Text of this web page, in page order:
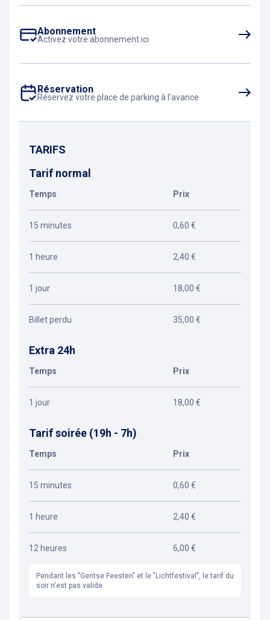
Abonnement
Activez votre abonnement ici
Réservation
Réservez votre place de parking à l'avance
TARIFS
Tarif normal
Temps Prix
15 minutes 0,60 €
1 heure 2,40 €
1 jour 18,00 €
Billet perdu 35,00 €
Extra 24h
Temps Prix
1 jour 18,00 €
Tarif soirée (19h - 7h)
Temps Prix
15 minutes 0,60 €
1 heure 2,40 €
12 heures 6,00 €
Pendant les "Gentse Feesten" et le "Lichtfestival", le tarif du
soir n'est pas valide.